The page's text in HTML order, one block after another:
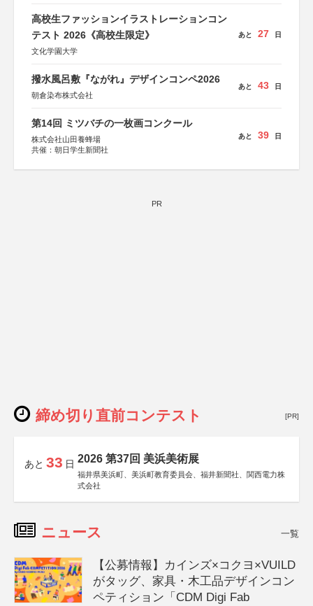
高校生ファッションイラストレーションコン
テスト 2026《高校生限定》
文化学園大学
あと 27 日
撥水風呂敷『ながれ』デザインコンペ2026
朝倉染布株式会社
あと 43 日
第14回 ミツバチの一枚画コンクール
株式会社山田養蜂場
共催：朝日学生新聞社
あと 39 日
PR
締め切り直前コンテスト [PR]
あと 33 日 2026 第37回 美浜美術展
福井県美浜町、美浜町教育委員会、福井新聞社、関西電力株
式会社
ニュース 一覧
【公募情報】カインズ×コクヨ×VUILD
がタッグ、家具・木工品デザインコン
ペティション「CDM Digi Fab